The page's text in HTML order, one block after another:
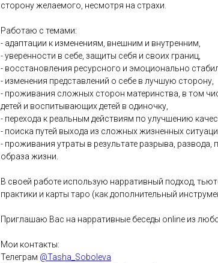
сторону желаемого, несмотря на страхи.
Работаю с темами:
- адаптации к изменениям, внешним и внутренним,
- уверенности в себе, защиты себя и своих границ,
- восстановления ресурсного и эмоционально
- изменения представлений о себе в лучшую сторону,
- проживания сложных сторон материнства, в том
детей и воспитывающих детей в одиночку,
- перехода к реальным действиям по улучшению
- поиска путей выхода из сложных жизненных
- проживания утраты в результате разрыва, развода,
образа жизни.
В своей работе использую нарративный подход,
практики и карты таро (как дополнительный
Приглашаю Вас на нарративные беседы online из
Мои контакты:
Телеграм @Tasha_Soboleva